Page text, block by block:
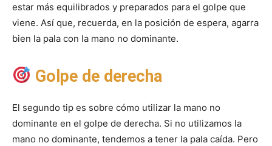
estar más equilibrados y preparados para el golpe que
viene. Así que, recuerda, en la posición de espera, agarra
bien la pala con la mano no dominante.
Golpe de derecha
El segundo tip es sobre cómo utilizar la mano no
dominante en el golpe de derecha. Si no utilizamos la
mano no dominante, tendemos a tener la pala caída. Pero